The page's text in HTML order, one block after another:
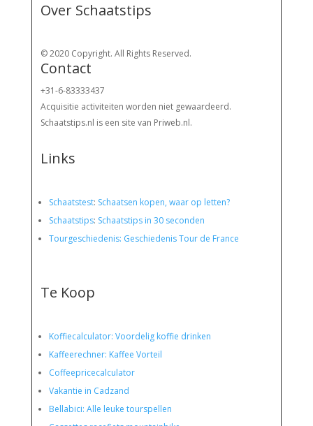
Over Schaatstips
© 2020 Copyright. All Rights Reserved.
Contact
+31-6-83333437
Acquisitie activiteiten worden niet gewaardeerd.
Schaatstips.nl is een site van Priweb.nl.
Links
Schaatstest: Schaatsen kopen, waar op letten?
Schaatstips: Schaatstips in 30 seconden
Tourgeschiedenis: Geschiedenis Tour de France
Te Koop
Koffiecalculator: Voordelig koffie drinken
Kaffeerechner: Kaffee Vorteil
Coffeepricecalculator
Vakantie in Cadzand
Bellabici: Alle leuke tourspellen